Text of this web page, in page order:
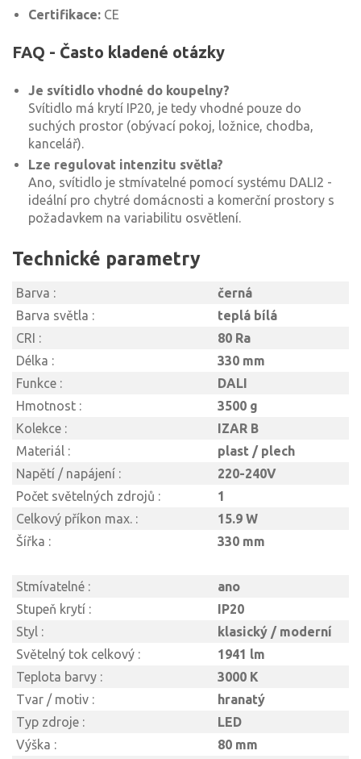
Certifikace: CE
FAQ - Často kladené otázky
Je svítidlo vhodné do koupelny?
Svítidlo má krytí IP20, je tedy vhodné pouze do
suchých prostor (obývací pokoj, ložnice, chodba,
kancelář).
Lze regulovat intenzitu světla?
Ano, svítidlo je stmívatelné pomocí systému DALI2 -
ideální pro chytré domácnosti a komerční prostory s
požadavkem na variabilitu osvětlení.
Technické parametry
Barva :
černá
Barva světla :
teplá bílá
CRI :
80 Ra
Délka :
330 mm
Funkce :
DALI
Hmotnost :
3500 g
Kolekce :
IZAR B
Materiál :
plast / plech
Napětí / napájení :
220-240V
Počet světelných zdrojů :
1
Celkový příkon max. :
15.9 W
Šířka :
330 mm
Stmívatelné :
ano
Stupeň krytí :
IP20
Styl :
klasický / moderní
Světelný tok celkový :
1941 lm
Teplota barvy :
3000 K
Tvar / motiv :
hranatý
Typ zdroje :
LED
Výška :
80 mm